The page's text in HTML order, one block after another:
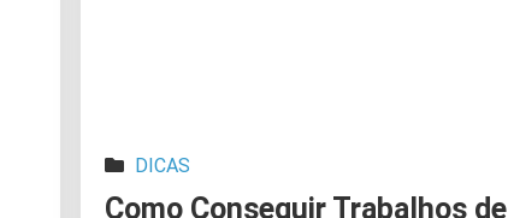
DICAS
Como Conseguir Trabalhos de